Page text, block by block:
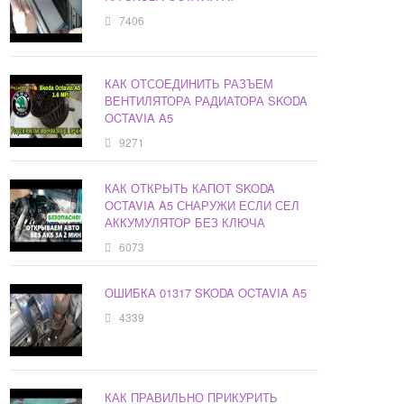
7406
КАК ОТСОЕДИНИТЬ РАЗЪЕМ
ВЕНТИЛЯТОРА РАДИАТОРА SKODA
OCTAVIA A5
9271
КАК ОТКРЫТЬ КАПОТ SKODA
OCTAVIA A5 СНАРУЖИ ЕСЛИ СЕЛ
АККУМУЛЯТОР БЕЗ КЛЮЧА
6073
ОШИБКА 01317 SKODA OCTAVIA A5
4339
КАК ПРАВИЛЬНО ПРИКУРИТЬ